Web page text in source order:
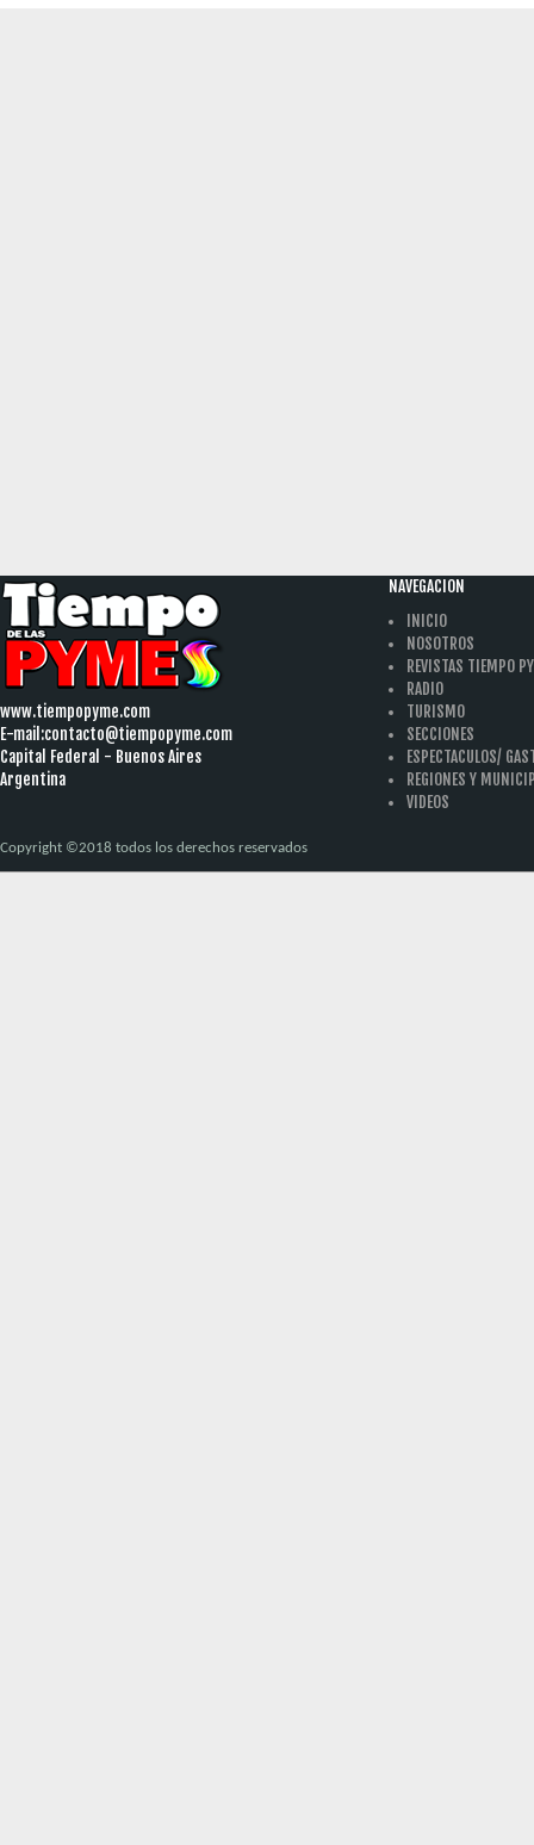
www.tiempopyme.com
E-mail:contacto@tiempopyme.com
Capital Federal - Buenos Aires
Argentina
NAVEGACION
INICIO
NOSOTROS
REVISTAS TIEMPO
RADIO
TURISMO
SECCIONES
ESPECTACULOS/
REGIONES Y
VIDEOS
Copyright ©2018 todos los derechos reservados